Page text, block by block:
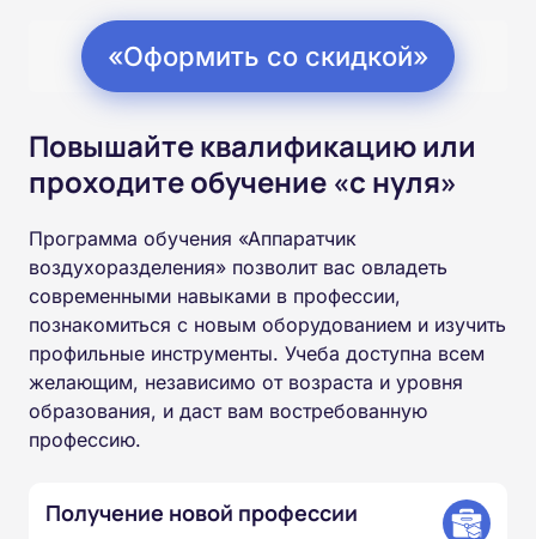
«Оформить со скидкой»
Повышайте квалификацию или
проходите обучение «с нуля»
Программа обучения «Аппаратчик
воздухоразделения» позволит вас овладеть
современными навыками в профессии,
познакомиться с новым оборудованием и изучить
профильные инструменты. Учеба доступна всем
желающим, независимо от возраста и уровня
образования, и даст вам востребованную
профессию.
Получение новой профессии